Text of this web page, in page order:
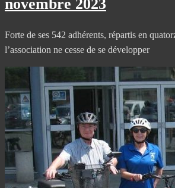
novembre 2023
Forte de ses 542 adhérents, répartis en
l’association ne cesse de se développer